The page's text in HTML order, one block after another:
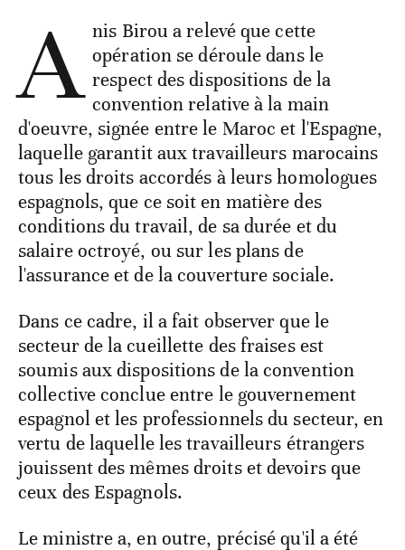
A nis Birou a relevé que cette
opération se déroule dans le
respect des dispositions de la
convention relative à la main
d'oeuvre, signée entre le Maroc et l'Espagne,
laquelle garantit aux travailleurs marocains
tous les droits accordés à leurs homologues
espagnols, que ce soit en matière des
conditions du travail, de sa durée et du
salaire octroyé, ou sur les plans de
l'assurance et de la couverture sociale.
Dans ce cadre, il a fait observer que le
secteur de la cueillette des fraises est
soumis aux dispositions de la convention
collective conclue entre le gouvernement
espagnol et les professionnels du secteur, en
vertu de laquelle les travailleurs étrangers
jouissent des mêmes droits et devoirs que
ceux des Espagnols.
Le ministre a, en outre, précisé qu'il a été